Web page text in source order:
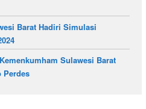
Barat Hadiri Simulasi
Sulawesi Barat
Perdes